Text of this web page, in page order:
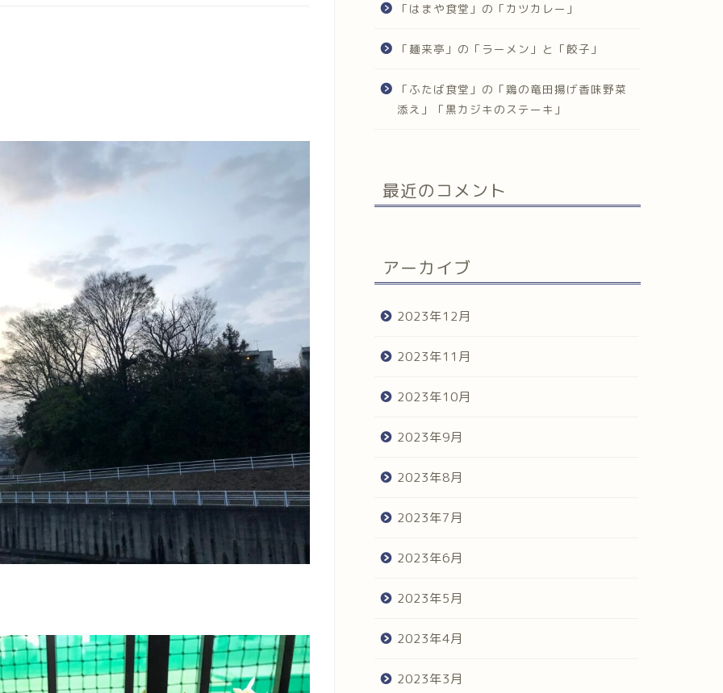
「はまや食堂」の「カツカレー」
「麺来亭」の「ラーメン」と「餃子」
「ふたば食堂」の「鶏の竜田揚げ香味野菜
添え」「黒カジキのステーキ」
最近のコメント
アーカイブ
2023年12月
2023年11月
2023年10月
2023年9月
2023年8月
2023年7月
2023年6月
2023年5月
2023年4月
2023年3月